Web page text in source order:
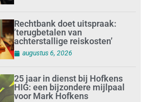
Rechtbank doet uitspraak:
’terugbetalen van
achterstallige reiskosten’
augustus 6, 2026
25 jaar in dienst bij Hofkens
HIG: een bijzondere mijlpaal
voor Mark Hofkens